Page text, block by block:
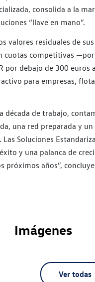
consolida a la
“llave en mano”.
valores residuales de
cuotas competitivas
por debajo de 300 euros
para empresas,
década de trabajo,
una red preparada y
Soluciones
y una palanca de
próximos años”,
Imágenes
Ver todas